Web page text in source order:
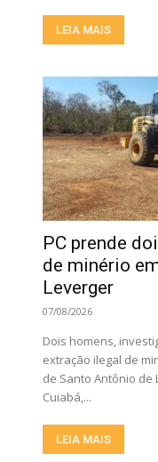
LEIA MAIS
PC prende
de minério
Leverger
07/08/2026
Dois homens,
extração ilegal de
de Santo Antônio de
Cuiabá,...
LEIA MAIS